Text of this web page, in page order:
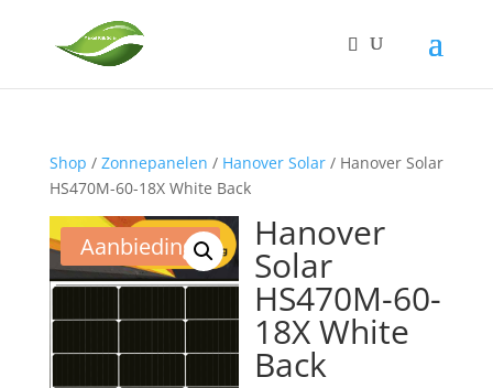
Shop / Zonnepanelen / Hanover Solar/ Hanover Solar
HS470M-60-18X White Back
Aanbieding! Hanover
Solar
HS470M-60-
18X White
Back